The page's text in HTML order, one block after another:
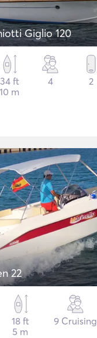
Giglio 120
34 ft
10 m
4 2
22
18 ft
5 m
9 Cruising